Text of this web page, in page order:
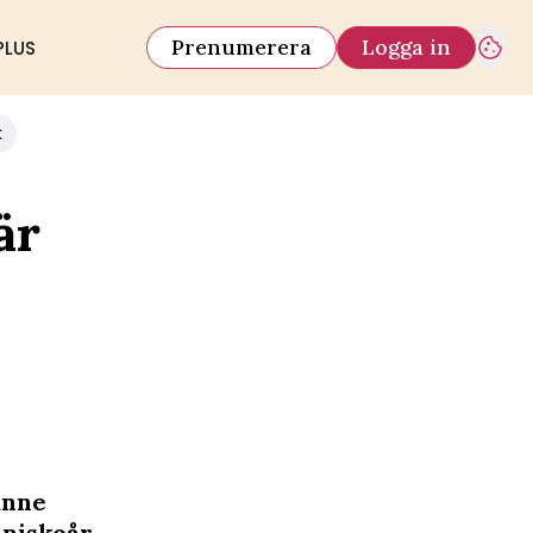
Prenumerera Logga in